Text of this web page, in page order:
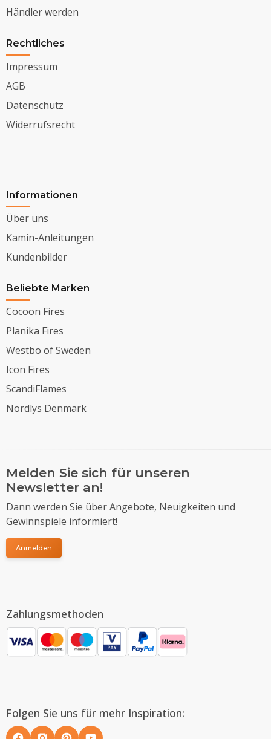
Händler werden
Rechtliches
Impressum
AGB
Datenschutz
Widerrufsrecht
Informationen
Über uns
Kamin-Anleitungen
Kundenbilder
Beliebte Marken
Cocoon Fires
Planika Fires
Westbo of Sweden
Icon Fires
ScandiFlames
Nordlys Denmark
Melden Sie sich für unseren
Newsletter an!
Dann werden Sie über Angebote, Neuigkeiten und
Gewinnspiele informiert!
Anmelden
Zahlungsmethoden
Folgen Sie uns für mehr Inspiration: